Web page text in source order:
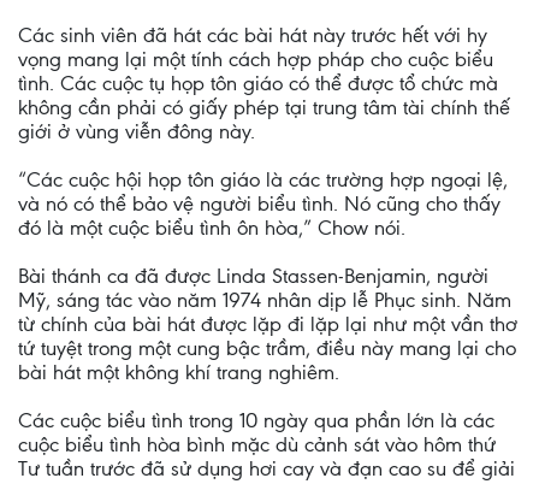
Các sinh viên đã hát các bài hát này trước hết với hy
vọng mang lại một tính cách hợp pháp cho cuộc biểu
tình. Các cuộc tụ họp tôn giáo có thể được tổ chức mà
không cần phải có giấy phép tại trung tâm tài chính thế
giới ở vùng viễn đông này.
“Các cuộc hội họp tôn giáo là các trường hợp ngoại lệ,
và nó có thể bảo vệ người biểu tình. Nó cũng cho thấy
đó là một cuộc biểu tình ôn hòa,” Chow nói.
Bài thánh ca đã được Linda Stassen-Benjamin, người
Mỹ, sáng tác vào năm 1974 nhân dịp lễ Phục sinh. Năm
từ chính của bài hát được lặp đi lặp lại như một vần thơ
tứ tuyệt trong một cung bậc trầm, điều này mang lại cho
bài hát một không khí trang nghiêm.
Các cuộc biểu tình trong 10 ngày qua phần lớn là các
cuộc biểu tình hòa bình mặc dù cảnh sát vào hôm thứ
Tư tuần trước đã sử dụng hơi cay và đạn cao su để giải